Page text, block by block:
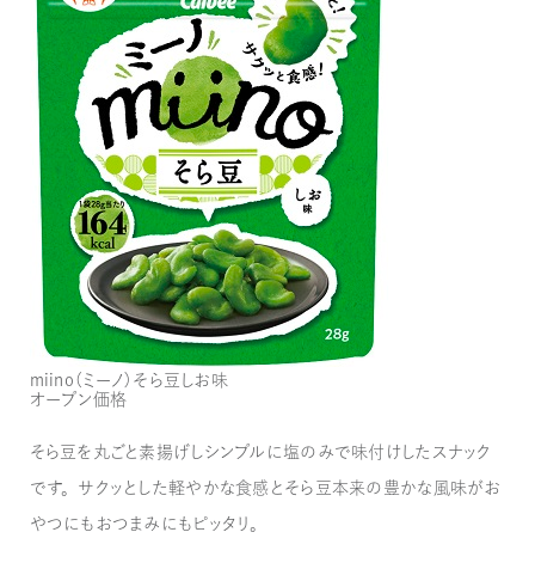
miino（ミーノ）そら豆しお味
オープン価格
そら豆を丸ごと素揚げしシンプルに塩のみで味付けしたスナック
です。サクッとした軽やかな食感とそら豆本来の豊かな風味がお
やつにもおつまみにもピッタリ。